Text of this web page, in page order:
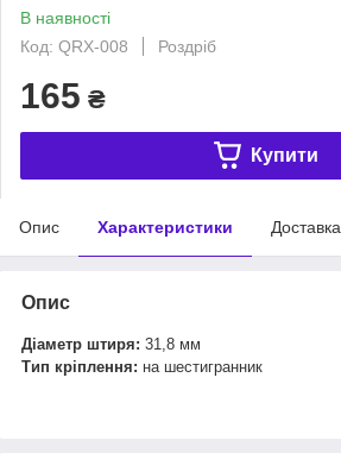
В наявності
Код: QRX-008
Роздріб
165 ₴
Купити
Опис Характеристики Доставка
Опис
Діаметр штиря: 31,8 мм
Тип кріплення: на шестигранник